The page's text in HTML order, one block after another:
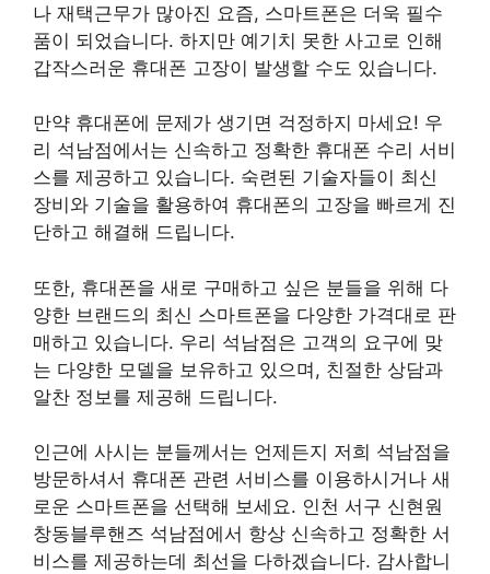
나 재택근무가 많아진 요즘, 스마트폰은 더욱 필수
품이 되었습니다. 하지만 예기치 못한 사고로 인해
갑작스러운 휴대폰 고장이 발생할 수도 있습니다.
만약 휴대폰에 문제가 생기면 걱정하지 마세요! 우
리 석남점에서는 신속하고 정확한 휴대폰 수리 서비
스를 제공하고 있습니다. 숙련된 기술자들이 최신
장비와 기술을 활용하여 휴대폰의 고장을 빠르게 진
단하고 해결해 드립니다.
또한, 휴대폰을 새로 구매하고 싶은 분들을 위해 다
양한 브랜드의 최신 스마트폰을 다양한 가격대로 판
매하고 있습니다. 우리 석남점은 고객의 요구에 맞
는 다양한 모델을 보유하고 있으며, 친절한 상담과
알찬 정보를 제공해 드립니다.
인근에 사시는 분들께서는 언제든지 저희 석남점을
방문하셔서 휴대폰 관련 서비스를 이용하시거나 새
로운 스마트폰을 선택해 보세요. 인천 서구 신현원
창동블루핸즈 석남점에서 항상 신속하고 정확한 서
비스를 제공하는데 최선을 다하겠습니다. 감사합니